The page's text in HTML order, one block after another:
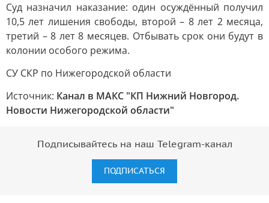
Суд назначил наказание: один осуждённый получил
10,5 лет лишения свободы, второй – 8 лет 2 месяца,
третий – 8 лет 8 месяцев. Отбывать срок они будут в
колонии особого режима.
СУ СКР по Нижегородской области
Источник: Канал в МАКС "КП Нижний Новгород.
Новости Нижегородской области"
Подписывайтесь на наш Telegram-канал
ПОДПИСАТЬСЯ